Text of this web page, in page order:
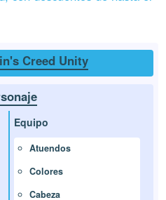
Creed Unity
Equipo
Atuendos
Colores
Cabeza